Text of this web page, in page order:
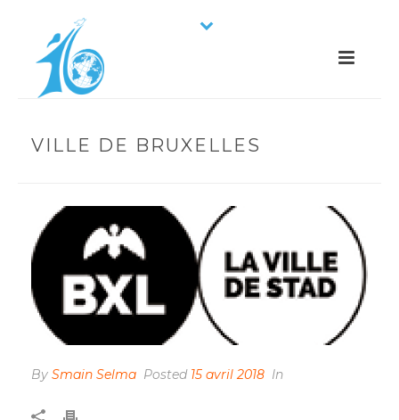
VILLE DE BRUXELLES
By Smain Selma Posted 15 avril 2018 In